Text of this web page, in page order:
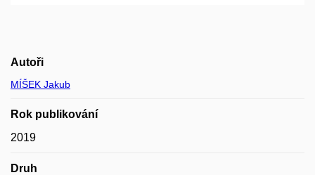
Autoři
MÍŠEK Jakub
Rok publikování
2019
Druh